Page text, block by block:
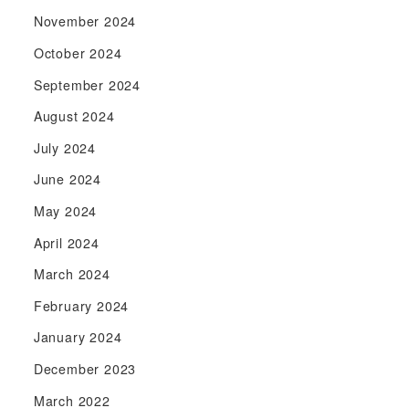
November 2024
October 2024
September 2024
August 2024
July 2024
June 2024
May 2024
April 2024
March 2024
February 2024
January 2024
December 2023
March 2022